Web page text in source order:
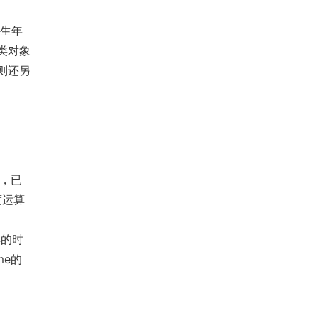
年
对象
还另
已
算
时
的